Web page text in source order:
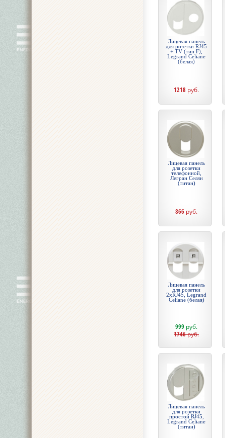
Лицевая панель
для розетки RJ45
+ TV (тип F),
Legrand Celiane
(белая)
1218 руб.
Лицевая панель
для розетки
телефонной,
Легран Селян
(титан)
866 руб.
Лицевая панель
для розетки
2хRJ45, Legrand
Celiane (белая)
999 руб.
1746руб.
Лицевая панель
для розетки
простой RJ45,
Legrand Celiane
(титан)